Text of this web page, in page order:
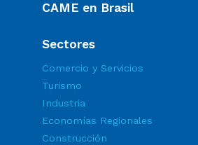
CAME en Brasil
Sectores
Comercio y Servicios
Turismo
Industria
Economías Regionales
Construcción